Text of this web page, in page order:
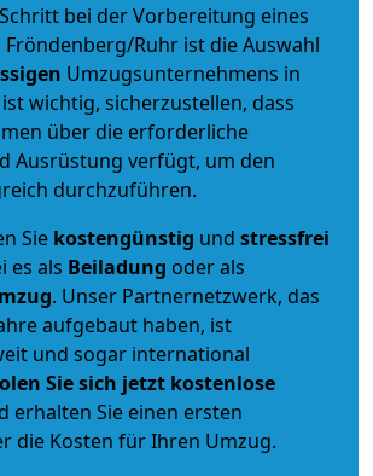
bei der Vorbereitung eines
Fröndenberg/Ruhr ist die Auswahl
Umzugsunternehmens in
wichtig, sicherzustellen, dass
über die erforderliche
Ausrüstung verfügt, um den
durchzuführen.
Sie kostengünstig und stressfrei
es als Beiladung oder als
. Unser Partnernetzwerk, das
aufgebaut haben, ist
und sogar international
Sie sich jetzt kostenlose
erhalten Sie einen ersten
die Kosten für Ihren Umzug.